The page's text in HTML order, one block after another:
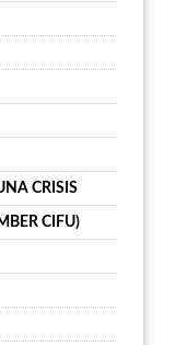
CRISIS
CIFU)